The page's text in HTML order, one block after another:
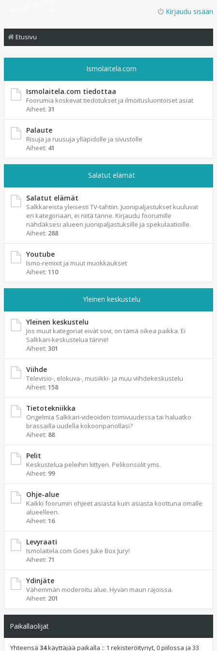
Kirjaudu sisään
Etusivu
Ismolaitela.com
Ismolaitela.com tiedottaa
Foorumia koskevat tiedotukset ja ilmoitusluontoiset asiat
Aiheet: 31
Palaute
Risuja ja ruusuja ylläpidolle ja sivustolle
Aiheet: 41
Salatut elämät
Salatut elämät
Salkkareista yleisesti TV-tahtiin. Juonipaljastukset kuuluvat
eri kategoriaan, ei niitä tänne. Kirjaudu foorumille
nähdäksesi alueen juonipaljastuksille ja spekulaatioille.
Aiheet: 288
Youtube
Ismo-remixit ja muut muokkaukset
Aiheet: 110
Yleinen keskustelu
Yleinen keskustelu
Jos muut kategoriat eivät sovi, on tämä oikea paikka. Ei
Salkkari-keskustelua tänne!
Aiheet: 301
Viihde
Televisio-, elokuva-, musiikki- ja muu viihdekeskustelu
Aiheet: 158
Tietotekniikka
Ongelmia Salkkari-videoiden toimivuudessa tai haluatko
brassailla uudella kokoonpanollasi?
Aiheet: 88
Pelit
Keskustelua peleihin liittyen. Pelikonsolit yms.
Aiheet: 99
Ohje-alue
Kaikki foorumin ohjeet asiasta kuin asiasta koottuna omalle
alueelleen.
Aiheet: 16
Levyraati
Ismolaitela.com Goes Juke Box Jury!
Aiheet: 71
Ydinjäte
Vähemmän moderoitu alue. Hyvän maun rajoissa.
Aiheet: 201
Paikallaolijat
Yhteensä 34käyttäjää paikalla :: 1 rekisteröitynyt, 0 piilossa ja 33